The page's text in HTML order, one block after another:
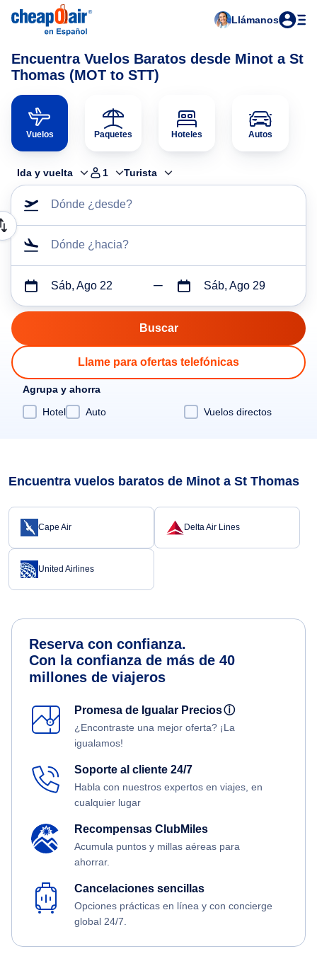
Llámanos
Encuentra Vuelos Baratos desde Minot a St
Thomas (MOT to STT)
Vuelos Paquetes Hoteles Autos
Ida y vuelta 1 Turista
Dónde ¿desde?
Dónde ¿hacia?
Sáb, Ago 22 Sáb, Ago 29
Llame para ofertas telefónicas
Agrupa y ahorra
Hotel
Auto Vuelos directos
Encuentra vuelos baratos de Minot a St Thomas
Cape Air Delta Air Lines
United Airlines
Reserva con confianza.
Con la confianza de más de 40
millones de viajeros
Promesa de Igualar Preciosⓘ
¿Encontraste una mejor oferta? ¡La
igualamos!
Soporte al cliente 24/7
Habla con nuestros expertos en viajes, en
cualquier lugar
Recompensas ClubMiles
Acumula puntos y millas aéreas para
ahorrar.
Cancelaciones sencillas
Opciones prácticas en línea y con concierge
global 24/7.